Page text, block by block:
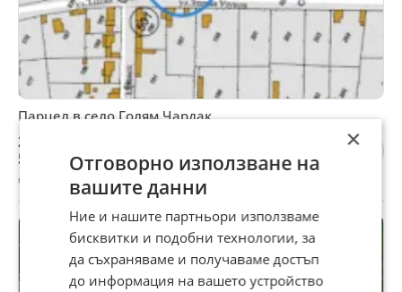
Парцел в село Голям Чардак
29 000 €
56 719,07 лв
с. Голям чардак, Пловдив, 27 юли
×
Отговорно използване на
вашите данни
Ние и нашите партньори използваме
бисквитки и подобни технологии, за
да съхраняваме и получаваме достъп
до информация на вашето устройство